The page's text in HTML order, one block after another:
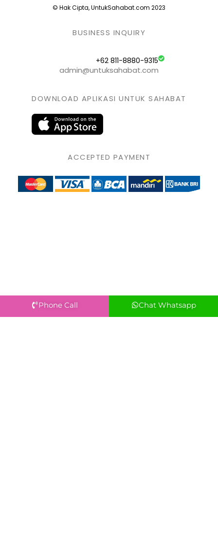
© Hak Cipta, UntukSahabat.com 2023
BUSINESS INQUIRY
+62 811-8880-9315
admin@untuksahabat.com
DOWNLOAD APLIKASI UNTUK SAHABAT
ACCEPTED PAYMENT
Phone Call Chat Whatsapp